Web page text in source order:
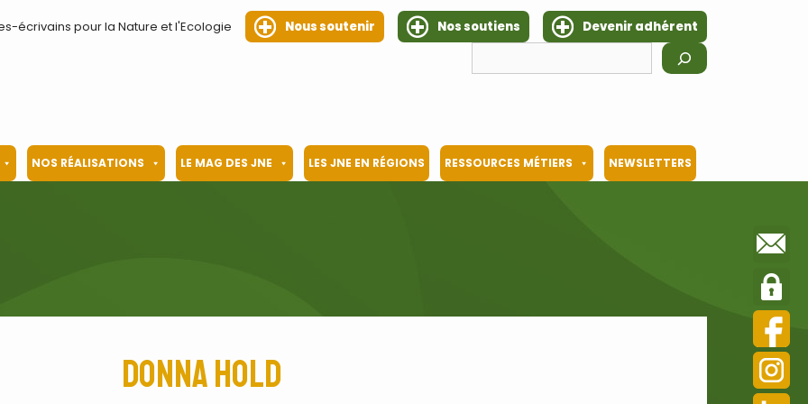
écrivains pour la Nature et l'Ecologie Nous soutenir Nos soutiens
Devenir adhérent
NOS RÉALISATIONS LE MAG DES JNE LES JNE EN RÉGIONS RESSOURCES MÉTIERS NEWSLETTERS
Donna Hold